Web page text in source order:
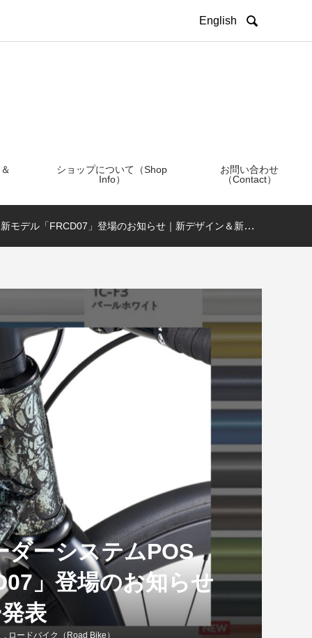
English 
ショップについて（Shop
Info）
お問い合わせ
（Contact）
TREK Checkpoint SL 5
DISC 2021年
【SALE】Bianchi VIA NIRONE
7...
シューズ 新商
fizik フィジーク シューズ
デル 先行発表！
トレック今年最大のセール
TREK FEST 開催！...
「FRCD07」登場のお知らせ｜新デザイン＆新カラー発表
ーシステムPOS
」登場のお知らせ
表
, ロードバイク（Road Bike）
「TOUR DE FRANCE 2026